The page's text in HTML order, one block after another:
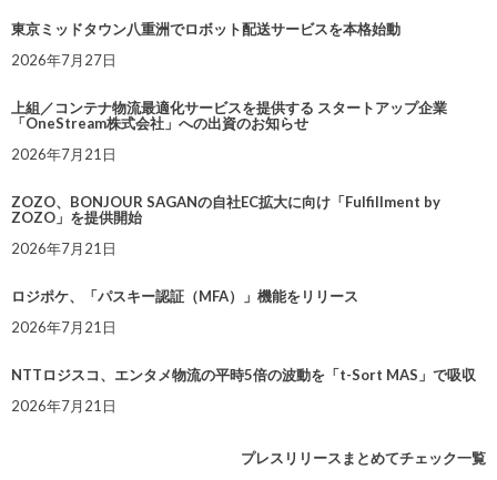
東京ミッドタウン八重洲でロボット配送サービスを本格始動
2026年7月27日
上組／コンテナ物流最適化サービスを提供する スタートアップ企業
「OneStream株式会社」への出資のお知らせ
2026年7月21日
ZOZO、BONJOUR SAGANの自社EC拡大に向け「Fulfillment by
ZOZO」を提供開始
2026年7月21日
ロジポケ、「パスキー認証（MFA）」機能をリリース
2026年7月21日
NTTロジスコ、エンタメ物流の平時5倍の波動を「t-Sort MAS」で吸収
2026年7月21日
プレスリリースまとめてチェック一覧